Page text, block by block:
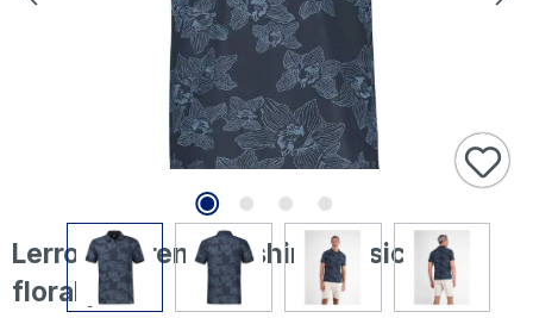
Lerros Herren Poloshirt classic navy
floral print